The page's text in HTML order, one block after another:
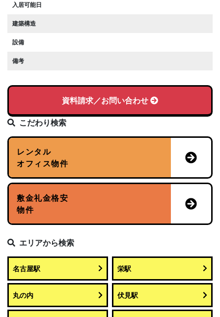
入居可能日
建築構造
設備
備考
資料請求／お問い合わせ
こだわり検索
レンタル
オフィス物件
敷金礼金格安
物件
エリアから検索
名古屋駅 栄駅
丸の内 伏見駅